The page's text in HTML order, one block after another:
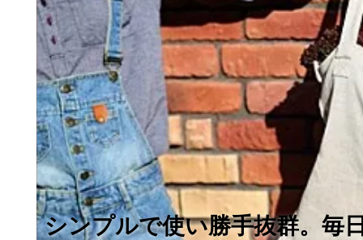
シンプルで使い勝手抜群。毎